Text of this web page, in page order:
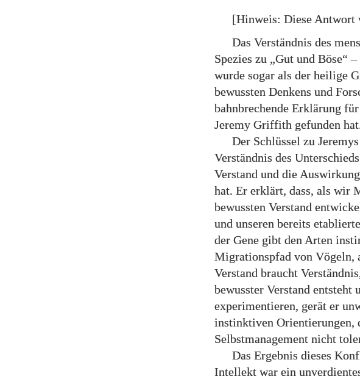
[Hinweis: Diese Antwort
Das Verständnis des
Spezies zu „Gut und Böse“
wurde sogar als der heilige
bewussten Denkens und
bahnbrechende Erklärung
Jeremy Griffith gefunden
Der Schlüssel zu
Verständnis des
Verstand und die
hat. Er erklärt, dass, als wir
bewussten Verstand
und unseren bereits
der Gene gibt den Arten
Migrationspfad von Vögeln,
Verstand braucht
bewusster Verstand entsteht
experimentieren, gerät er
instinktiven Orientierungen,
Selbstmanagement nicht
Das Ergebnis dieses
Intellekt war ein